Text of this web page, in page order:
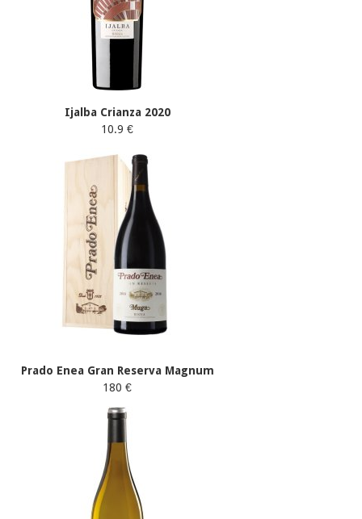
Ijalba Crianza 2020
10.9 €
Prado Enea Gran Reserva Magnum
180 €